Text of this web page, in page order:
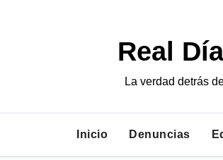
Real
La verdad detrás
Inicio Denuncias